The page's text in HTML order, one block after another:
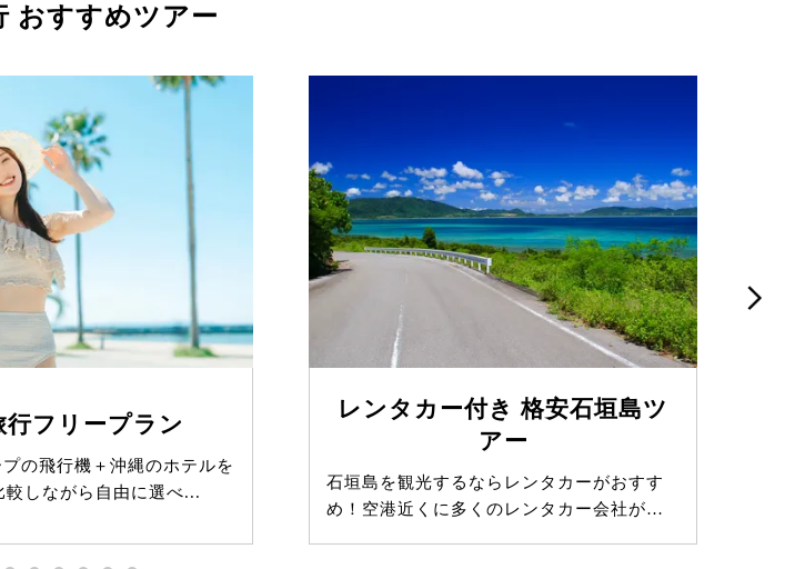
おすすめツアー
行フリープラン
の飛行機＋沖縄のホテルを
較しながら自由に選べ...
レンタカー付き 格安石垣島ツ
アー
石垣島を観光するならレンタカーがおすす
め！空港近くに多くのレンタカー会社が…